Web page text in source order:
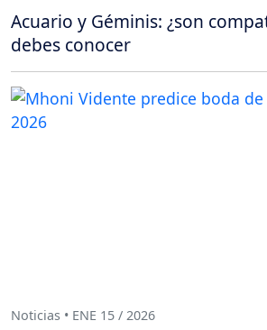
Acuario y Géminis: ¿son
debes conocer
Noticias • ENE 15 / 2026